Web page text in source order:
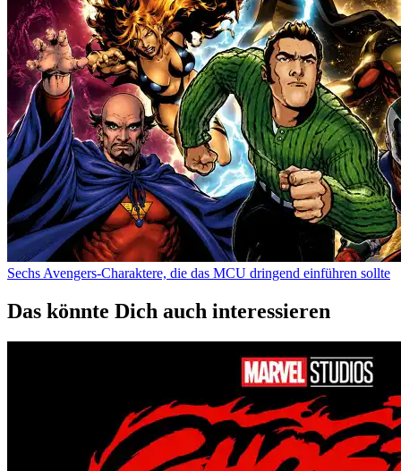
Sechs Avengers-Charaktere, die das MCU dringend einführen sollte
Das könnte Dich auch interessieren